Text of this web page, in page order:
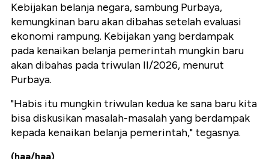
Kebijakan belanja negara, sambung Purbaya,
kemungkinan baru akan dibahas setelah evaluasi
ekonomi rampung. Kebijakan yang berdampak
pada kenaikan belanja pemerintah mungkin baru
akan dibahas pada triwulan II/2026, menurut
Purbaya.
"Habis itu mungkin triwulan kedua ke sana baru kita
bisa diskusikan masalah-masalah yang berdampak
kepada kenaikan belanja pemerintah," tegasnya.
(haa/haa)